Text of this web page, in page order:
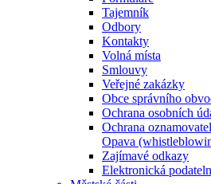
Tajemník
Odbory
Kontakty
Volná místa
Smlouvy
Veřejné zakázky
Obce správního
Ochrana osobních
Ochrana
Opava
Zajímavé odkazy
Elektronická